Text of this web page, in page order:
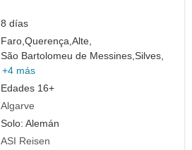
8 días
Faro,Querença,Alte,
São Bartolomeu de Messines,Silves,
+4 más
Edades 16+
Algarve
Solo: Alemán
ASI Reisen